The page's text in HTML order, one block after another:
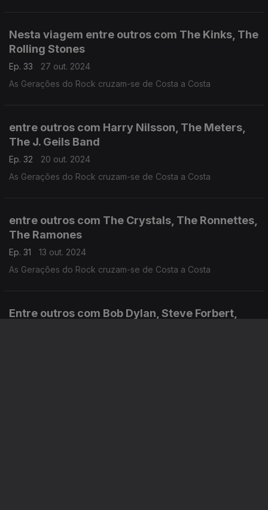
Nesta viagem entre outros com The Kinks, The
Rolling Stones
Ep. 33
27 out. 2024
As Gerações do Rock cruzam-se de Costa a Costa
entre outros com Harry Nilsson, The Meters,
The J. Geils Band
Ep. 32
20 out. 2024
As Gerações do Rock cruzam-se de Costa a Costa
entre outros com The Crystals, The Ronnettes,
The Ramones
Ep. 31
13 out. 2024
As Gerações do Rock cruzam-se de Costa a Costa
Entre outros com Bob Dylan, Steve Forbert,